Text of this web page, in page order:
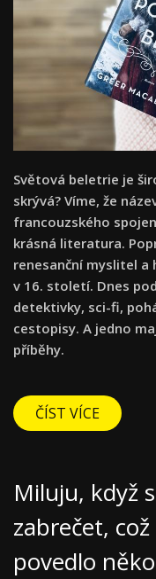
Světová beletrie je
skrývá? Víme, že
francouzského
krásná literatura.
renesanční myslitel a
v 16. století. Dnes
detektivky, sci-fi,
cestopisy. A jedno
příběhy.
ČÍST VÍCE
Miluju, když
zabrečet,
povedlo